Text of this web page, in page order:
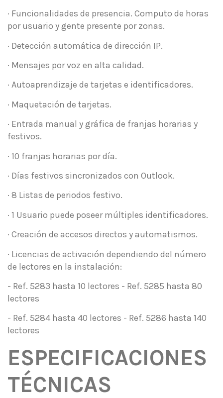
· Funcionalidades de presencia. Computo de horas
por usuario y gente presente por zonas.
· Detección automática de dirección IP.
· Mensajes por voz en alta calidad.
· Autoaprendizaje de tarjetas e identificadores.
· Maquetación de tarjetas.
· Entrada manual y gráfica de franjas horarias y
festivos.
· 10 franjas horarias por día.
· Días festivos sincronizados con Outlook.
· 8 Listas de periodos festivo.
· 1 Usuario puede poseer múltiples identificadores.
· Creación de accesos directos y automatismos.
· Licencias de activación dependiendo del número
de lectores en la instalación:
- Ref. 5283 hasta 10 lectores - Ref. 5285 hasta 80
lectores
- Ref. 5284 hasta 40 lectores - Ref. 5286 hasta 140
lectores
ESPECIFICACIONES
TÉCNICAS